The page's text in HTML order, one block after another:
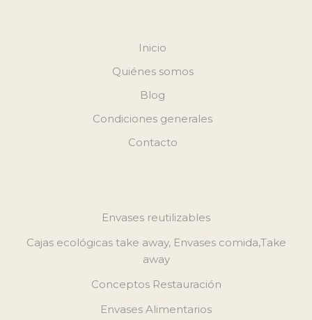
Inicio
Quiénes somos
Blog
Condiciones generales
Contacto
Envases reutilizables
Cajas ecológicas take away, Envases comida,Take
away
Conceptos Restauración
Envases Alimentarios